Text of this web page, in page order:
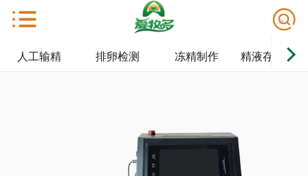
人工输精 排卵检测 冻精制作 精液存储/解